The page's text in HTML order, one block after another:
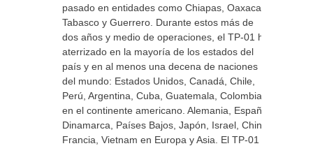
pasado en entidades como Chiapas, Oaxaca,
Tabasco y Guerrero. Durante estos más de
dos años y medio de operaciones, el TP-01 ha
aterrizado en la mayoría de los estados del
país y en al menos una decena de naciones
del mundo: Estados Unidos, Canadá, Chile,
Perú, Argentina, Cuba, Guatemala, Colombia
en el continente americano. Alemania, España,
Dinamarca, Países Bajos, Japón, Israel, China,
Francia, Vietnam en Europa y Asia. El TP-01